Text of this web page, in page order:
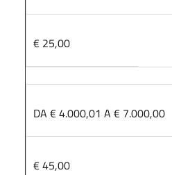
€ 25,00
DA € 4.000,01 A € 7.000,00
€ 45,00